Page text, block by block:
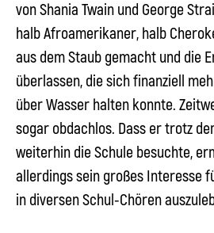
vonShania Twain und George
halb Afroamerikaner, halb
aus dem Staub gemacht und die
überlassen, die sich finanziell
über Wasser halten konnte.
sogar obdachlos. Dass er trotz
weiterhin die Schule besuchte,
allerdings sein großes Interesse
in diversen Schul-Chören